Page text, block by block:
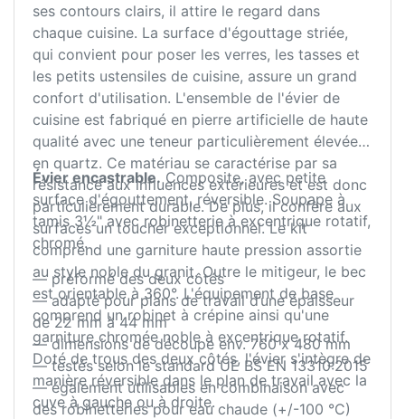
ses contours clairs, il attire le regard dans
chaque cuisine. La surface d'égouttage striée,
qui convient pour poser les verres, les tasses et
les petits ustensiles de cuisine, assure un grand
confort d'utilisation. L'ensemble de l'évier de
cuisine est fabriqué en pierre artificielle de haute
qualité avec une teneur particulièrement élevée
en quartz. Ce matériau se caractérise par sa
résistance aux influences extérieures et est donc
particulièrement durable. De plus, il confère aux
surfaces un toucher exceptionnel. Le kit
comprend une garniture haute pression assortie
au style noble du granit. Outre le mitigeur, le bec
est orientable à 360°. L'équipement de base
comprend un robinet à crépine ainsi qu'une
garniture chromée noble à excentrique rotatif.
Doté de trous des deux côtés, l'évier s'intègre de
manière réversible dans le plan de travail avec la
cuve à gauche ou à droite.
Évier encastrable. Composite, avec petite
surface d'égouttement, réversible. Soupape à
tamis 3½" avec robinetterie à excentrique rotatif,
chromé.
— préformé des deux côtés
— adapté pour plans de travail d’une épaisseur
de 22 mm à 44 mm
— dimensions de découpe env. 760 x 480 mm
— testés selon le standard UE BS EN 13310:2015
— également utilisables en combinaison avec
des robinetteries pour eau chaude (+/-100 °C)